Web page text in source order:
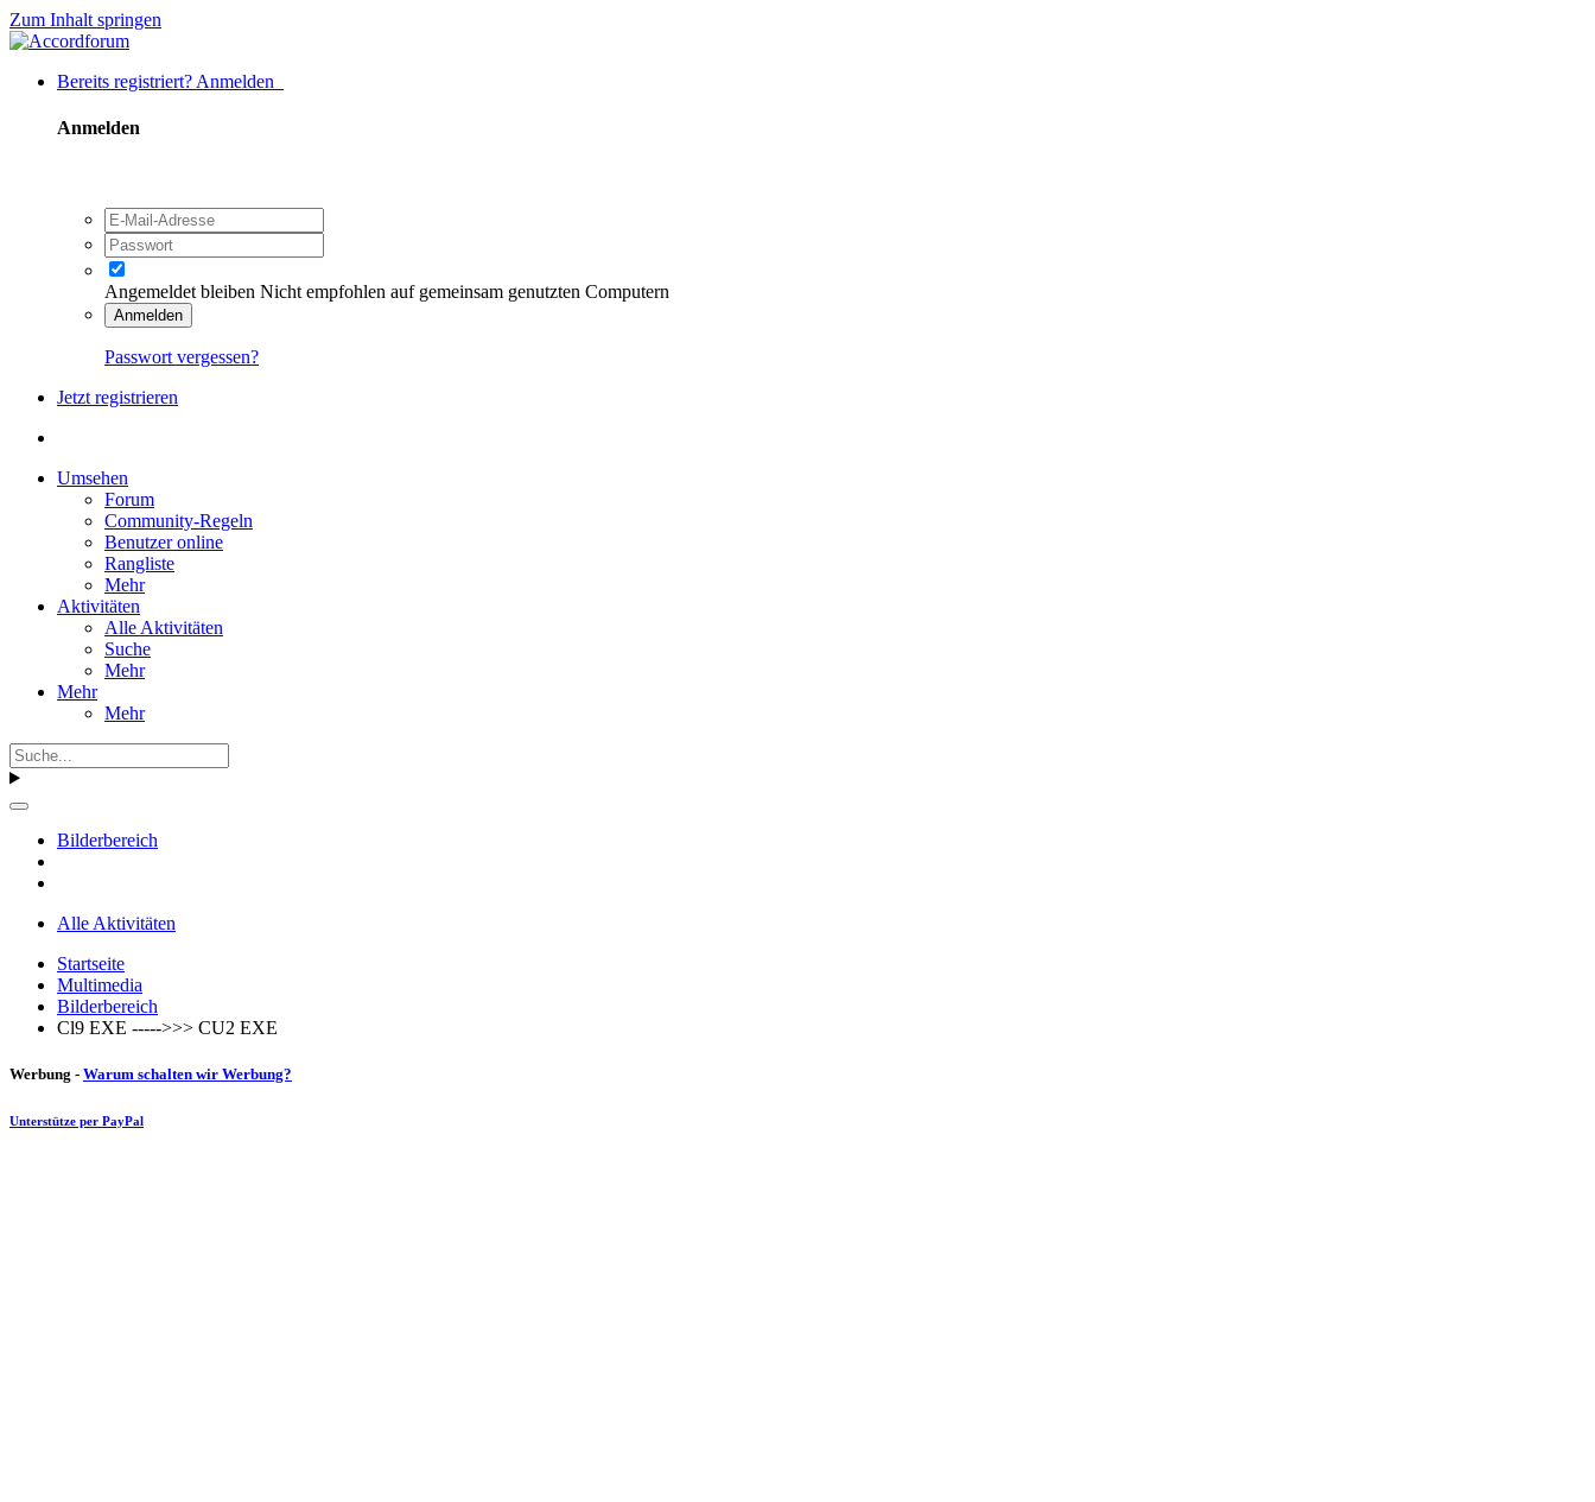
Zum Inhalt springen
Bereits registriert? Anmelden
Anmelden
Angemeldet bleiben Nicht empfohlen auf gemeinsam genutzten Computern
Anmelden
Passwort vergessen?
Jetzt registrieren
Umsehen
Forum
Community-Regeln
Benutzer online
Rangliste
Mehr
Aktivitäten
Alle Aktivitäten
Suche
Mehr
Mehr
Mehr
Bilderbereich
Alle Aktivitäten
Startseite
Multimedia
Bilderbereich
Cl9 EXE ----->>> CU2 EXE
Werbung - Warum schalten wir Werbung?
Unterstütze per PayPal